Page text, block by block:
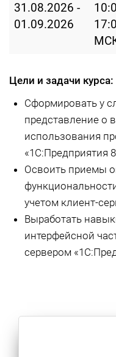
31.08.2026 -
01.09.2026
Цели и задачи курса:
Сформировать у
представление о
использования
«1С:Предприятия
Освоить приемы
учетом клиент-
Выработать
интерфейсной
сервером